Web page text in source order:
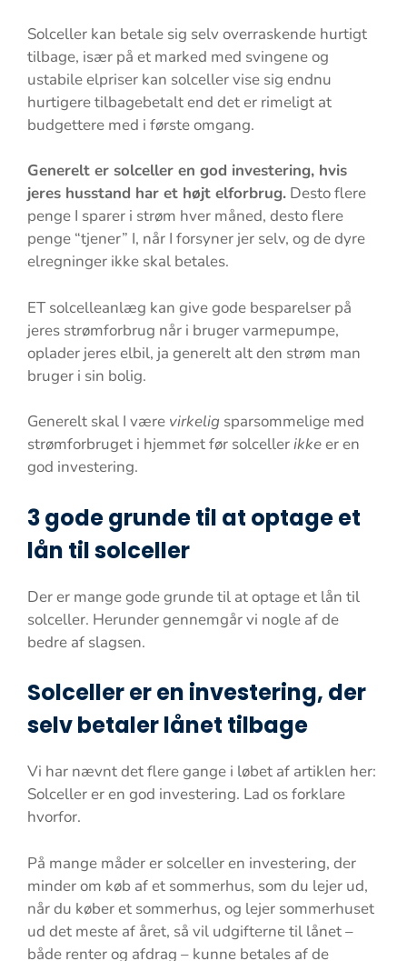
Solceller kan betale sig selv overraskende hurtigt
tilbage, især på et marked med svingene og
ustabile elpriser kan solceller vise sig endnu
hurtigere tilbagebetalt end det er rimeligt at
budgettere med i første omgang.
Generelt er solceller en god investering, hvis
jeres husstand har et højt elforbrug. Desto flere
penge I sparer i strøm hver måned, desto flere
penge “tjener” I, når I forsyner jer selv, og de dyre
elregninger ikke skal betales.
ET solcelleanlæg kan give gode besparelser på
jeres strømforbrug når i bruger varmepumpe,
oplader jeres elbil, ja generelt alt den strøm man
bruger i sin bolig.
Generelt skal I være virkelig sparsommelige med
strømforbruget i hjemmet før solcellerikkeer en
god investering.
3 gode grunde til at optage et
lån til solceller
Der er mange gode grunde til at optage et lån til
solceller. Herunder gennemgår vi nogle af de
bedre af slagsen.
Solceller er en investering, der
selv betaler lånet tilbage
Vi har nævnt det flere gange i løbet af artiklen her:
Solceller er en god investering. Lad os forklare
hvorfor.
På mange måder er solceller en investering, der
minder om køb af et sommerhus, som du lejer ud,
når du køber et sommerhus, og lejer sommerhuset
ud det meste af året, så vil udgifterne til lånet –
både renter og afdrag – kunne betales af de